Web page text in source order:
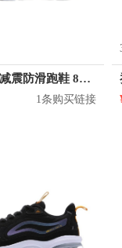
特步 轻便减震防滑跑鞋 880219115327
1条购买链接